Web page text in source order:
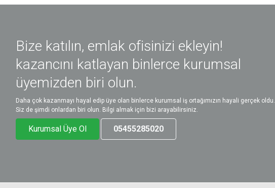
Bize katılın, emlak ofisinizi ekleyin!
kazancını katlayan binlerce kurumsal
üyemizden biri olun.
Daha çok kazanmayı hayal edip üye olan binlerce kurumsal iş ortağımızın hayali gerçek oldu.
Siz de şimdi onlardan biri olun. Bilgi almak için bizi arayabilirsiniz.
Kurumsal Üye Ol 05455285020